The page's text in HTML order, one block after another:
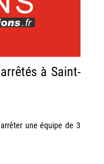
à Saint-
une équipe de 3